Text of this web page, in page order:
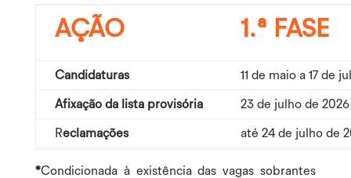
AÇÃO 1.ª FASE
Candidaturas 11 de maio a 17 de
Afixação da lista provisória 23 de julho de 2026
Reclamações até 24 de julho de
*Condicionada à existência das vagas sobrantes